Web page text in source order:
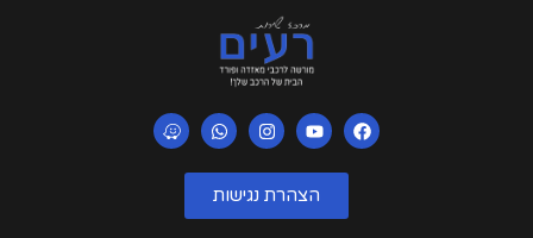
הצהרת נגישות